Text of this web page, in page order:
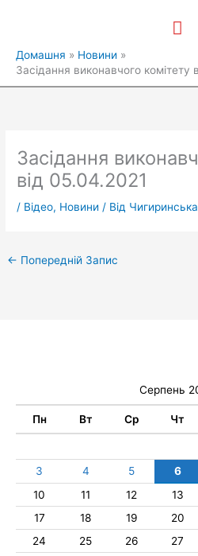
Домашня
Новини
Засідання виконавчого комітету
Засідання
від 05.04.2021
/ Відео, Новини / Від
← Попередній Запис
Серпень
Пн Вт Ср Чт
3
4 5 6
10
11 12 13
17
18 19 20
24
25 26 27